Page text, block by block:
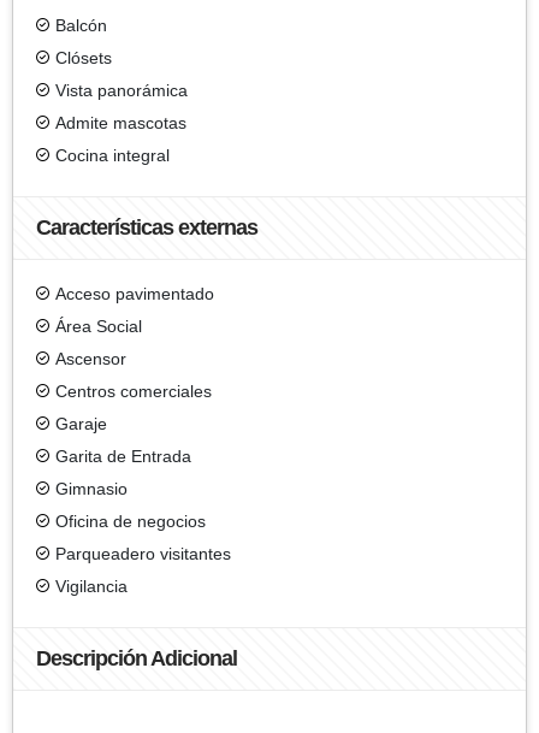
Balcón
Clósets
Vista panorámica
Admite mascotas
Cocina integral
Características externas
Acceso pavimentado
Área Social
Ascensor
Centros comerciales
Garaje
Garita de Entrada
Gimnasio
Oficina de negocios
Parqueadero visitantes
Vigilancia
Descripción Adicional